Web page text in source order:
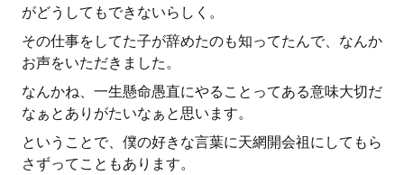
がどうしてもできないらしく。
その仕事をしてた子が辞めたのも知ってたんで、なんか
お声をいただきました。
なんかね、一生懸命愚直にやることってある意味大切だ
なぁとありがたいなぁと思います。
ということで、僕の好きな言葉に天網開会祖にしてもら
さずってこともあります。